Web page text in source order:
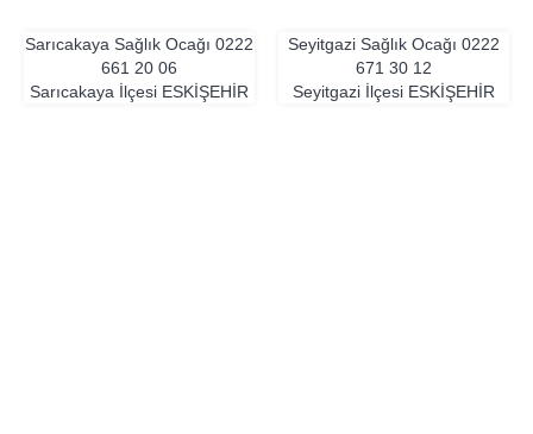
Sarıcakaya Sağlık Ocağı 0222
661 20 06
Sarıcakaya İlçesi ESKIŞEHIR
Seyitgazi Sağlık Ocağı 0222
671 30 12
Seyitgazi İlçesi ESKIŞEHIR